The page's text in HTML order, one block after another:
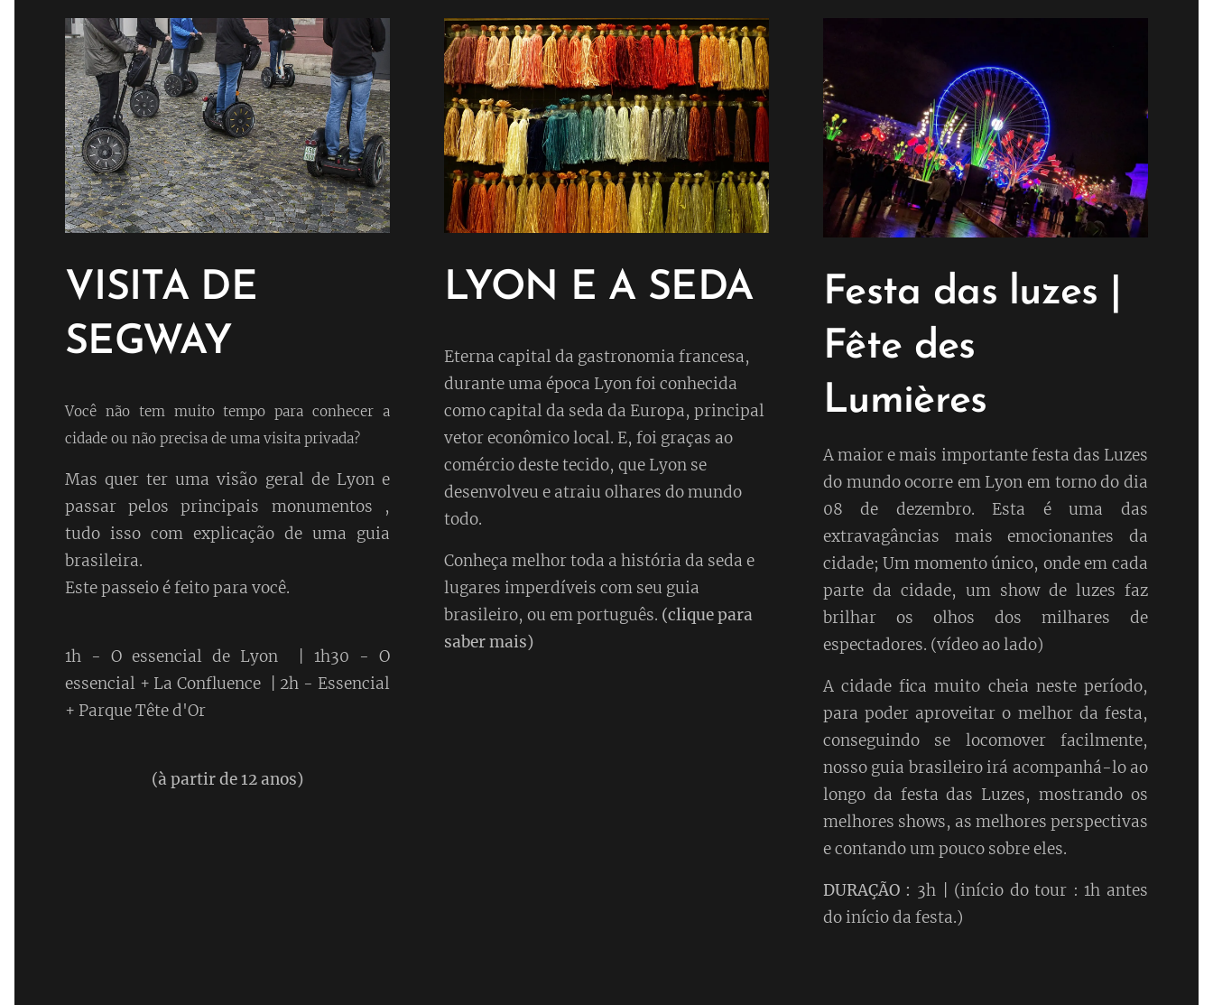
VISITA DE
SEGWAY
Você não tem muito tempo para conhecer a
cidade ou não precisa de uma visita privada?
Mas quer ter uma visão geral de Lyon e
passar pelos principais monumentos ,
tudo isso com explicação de uma guia
brasileira.
Este passeio é feito para você.
1h - O essencial de Lyon | 1h30 - O
essencial + La Confluence | 2h - Essencial
+ Parque Tête d'Or
(à partir de 12 anos)
LYON E A SEDA
Eterna capital da gastronomia francesa,
durante uma época Lyon foi conhecida
como capital da seda da Europa, principal
vetor econômico local. E, foi graças ao
comércio deste tecido, que Lyon se
desenvolveu e atraiu olhares do mundo
todo.
Conheça melhor toda a história da seda e
lugares imperdíveis com seu guia
brasileiro, ou em português. (clique para
saber mais)
Festa das luzes |
Fête des
Lumières
A maior e mais importante festa das Luzes
do mundo ocorre em Lyon em torno do dia
08 de dezembro. Esta é uma das
extravagâncias mais emocionantes da
cidade; Um momento único, onde em cada
parte da cidade, um show de luzes faz
brilhar os olhos dos milhares de
espectadores. (vídeo ao lado)
A cidade fica muito cheia neste período,
para poder aproveitar o melhor da festa,
conseguindo se locomover facilmente,
nosso guia brasileiro irá acompanhá-lo ao
longo da festa das Luzes, mostrando os
melhores shows, as melhores perspectivas
e contando um pouco sobre eles.
DURAÇÃO : 3h | (início do tour : 1h antes
do início da festa.)